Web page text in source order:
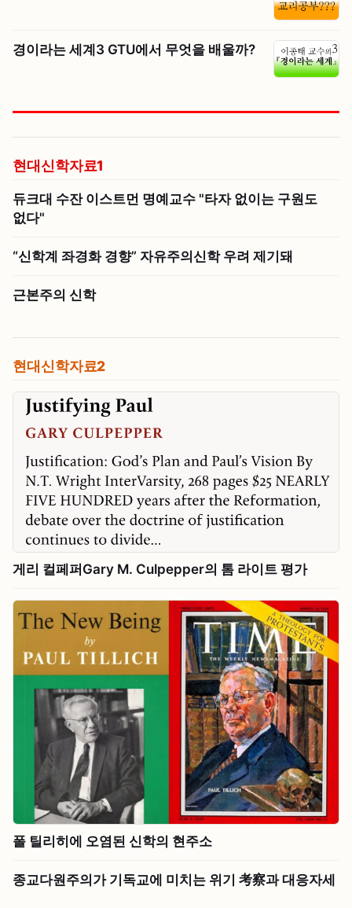
경이라는 세계3 GTU에서 무엇을 배울까?
현대신학자료1
듀크대 수잔 이스트먼 명예교수 "타자 없이는 구원도
없다"
“신학계 좌경화 경향” 자유주의신학 우려 제기돼
근본주의 신학
현대신학자료2
게리 컬페퍼Gary M. Culpepper의 톰 라이트 평가
폴 틸리히에 오염된 신학의 현주소
종교다원주의가 기독교에 미치는 위기 考察과 대응자세